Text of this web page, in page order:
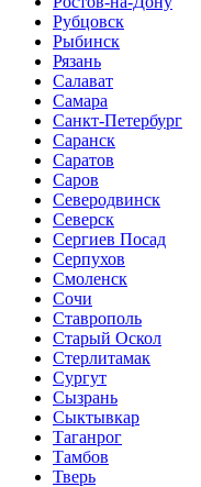
Рубцовск
Рыбинск
Рязань
Салават
Самара
Санкт-Петербург
Саранск
Саратов
Саров
Северодвинск
Северск
Сергиев Посад
Серпухов
Смоленск
Сочи
Ставрополь
Старый Оскол
Стерлитамак
Сургут
Сызрань
Сыктывкар
Таганрог
Тамбов
Тверь